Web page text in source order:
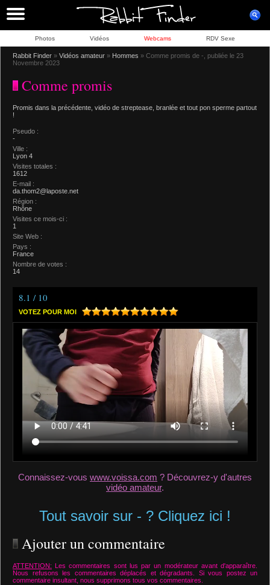
Photos Vidéos Webcams RDV Sexe
Rabbit Finder » Vidéos amateur » Hommes » Comme promis de -, publiée le 23
Novembre 2023
Comme promis
Promis dans la précédente, vidéo de streptease, branlée et tout pon sperme partout
!
Pseudo :
-
Ville :
Lyon 4
Visites totales :
1612
E-mail :
da.thom2@laposte.net
Région :
Rhône
Visites ce mois-ci :
1
Site Web :
Pays :
France
Nombre de votes :
14
8.1 / 10
VOTEZ POUR MOI
Connaissez-vous www.voissa.com ? Découvrez-y d'autres
vidéo amateur.
Tout savoir sur - ? Cliquez ici !
Ajouter un commentaire
ATTENTION: Les commentaires sont lus par un modérateur avant d'apparaître.
Nous refusons les commentaires déplacés et dégradants. Si vous postez un
commentaire insultant, nous supprimons tous vos commentaires.